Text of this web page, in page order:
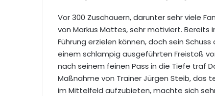
Vor 300 Zuschauern, darunter sehr viele
von Markus Mattes, sehr motiviert.
Führung erzielen können, doch sein
einem schlampig ausgeführten Freistoß
nach seinem feinen Pass in die Tiefe traf
Maßnahme von Trainer Jürgen Steib, das
im Mittelfeld aufzubieten, machte sich